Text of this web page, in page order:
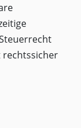
rechtssicher